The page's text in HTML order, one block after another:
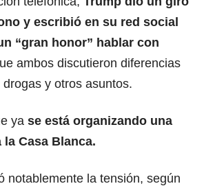
y escribió en su red social
“gran honor” hablar con
ambos discutieron diferencias
y otros asuntos.
ya se está organizando una
Casa Blanca.
notablemente la tensión, según